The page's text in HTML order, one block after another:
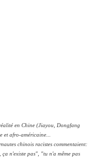
en Chine (Jiayou, Dongfang
et afro-américaine...
chinois racistes commentaient:
ça n'existe pas", "tu n'a même pas